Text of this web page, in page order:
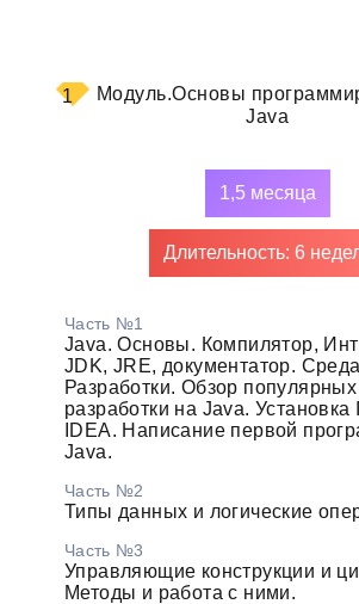
1 Модуль.Основы
Java
1,5 месяца
Длительность: 6
Часть №1
Java. Основы. Компилятор,
JDK, JRE, документатор. Среда
Разработки. Обзор
разработки на Java. Установка
IDEA. Написание первой
Java.
Часть №2
Типы данных и логические
Часть №3
Управляющие конструкции и
Методы и работа с ними.